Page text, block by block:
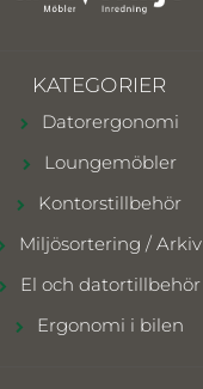
KATEGORIER
Datorergonomi
Loungemöbler
Kontorstillbehör
Miljösortering / Arkiv
El och datortillbehör
Ergonomi i bilen